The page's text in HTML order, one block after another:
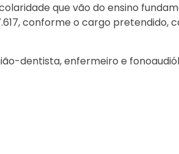
que vão do ensino
conforme o cargo pretendido,
dentista, enfermeiro e